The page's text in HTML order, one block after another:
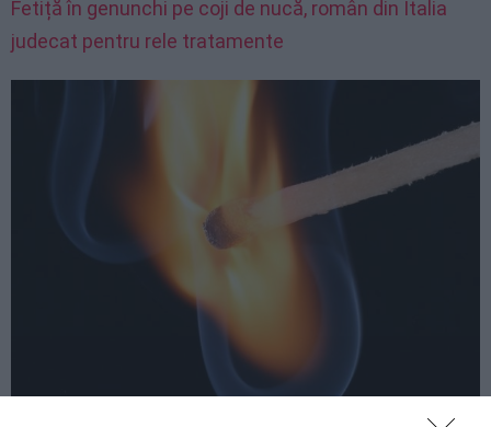
Fetiță în genunchi pe coji de nucă, român din Italia
judecat pentru rele tratamente